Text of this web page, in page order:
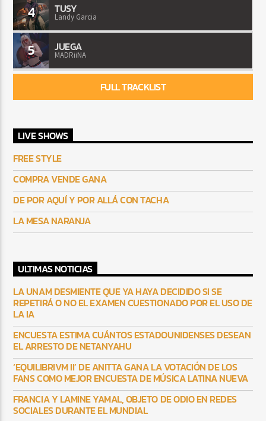
4 TUSY
Landy Garcia
5 JUEGA
MADRiiNA
FULL TRACKLIST
LIVE SHOWS
FREE STYLE
COMPRA VENDE GANA
DE POR AQUÍ Y POR ALLÁ CON TACHA
LA MESA NARANJA
ULTIMAS NOTICIAS
LA UNAM DESMIENTE QUE YA HAYA DECIDIDO SI SE
REPETIRÁ O NO EL EXAMEN CUESTIONADO POR EL USO DE
LA IA
ENCUESTA ESTIMA CUÁNTOS ESTADOUNIDENSES DESEAN
EL ARRESTO DE NETANYAHU
‘EQUILIBRIVM II’ DE ANITTA GANA LA VOTACIÓN DE LOS
FANS COMO MEJOR ENCUESTA DE MÚSICA LATINA NUEVA
FRANCIA Y LAMINE YAMAL, OBJETO DE ODIO EN REDES
SOCIALES DURANTE EL MUNDIAL